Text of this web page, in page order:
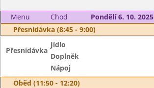
Menu Chod
Pondělí 6. 10. 2025
Přesnídávka (8:45 - 9:00)
Přesnídávka
Jídlo
Doplněk
Nápoj
Oběd (11:50 - 12:20)